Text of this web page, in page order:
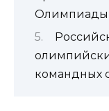
Олимпиады
командных